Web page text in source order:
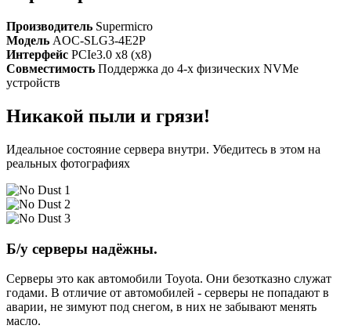
Производитель Supermicro
Модель AOC-SLG3-4E2P
Интерфейс PCIe3.0 x8 (x8)
Совместимость Поддержка до 4-х физических NVMe
устройств
Никакой пыли и грязи!
Идеальное состояние сервера внутри. Убедитесь в этом на
реальных фотографиях
Б/у серверы надёжны.
Серверы это как автомобили Toyota. Они безотказно служат
годами. В отличие от автомобилей - серверы не попадают в
аварии, не зимуют под снегом, в них не забывают менять
масло.